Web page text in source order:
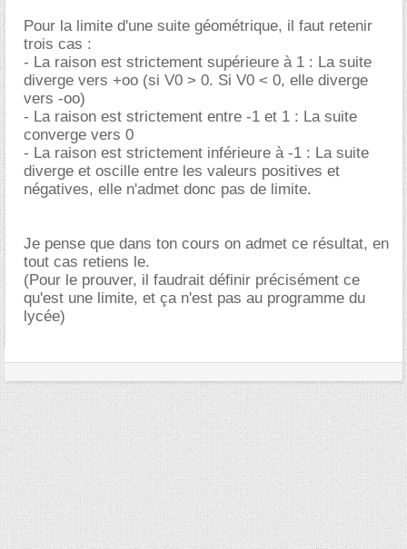
Pour la limite d'une suite géométrique, il faut retenir
trois cas :
- La raison est strictement supérieure à 1 : La suite
diverge vers +oo (si V0 > 0. Si V0 < 0, elle diverge
vers -oo)
- La raison est strictement entre -1 et 1 : La suite
converge vers 0
- La raison est strictement inférieure à -1 : La suite
diverge et oscille entre les valeurs positives et
négatives, elle n'admet donc pas de limite.
Je pense que dans ton cours on admet ce résultat, en
tout cas retiens le.
(Pour le prouver, il faudrait définir précisément ce
qu'est une limite, et ça n'est pas au programme du
lycée)